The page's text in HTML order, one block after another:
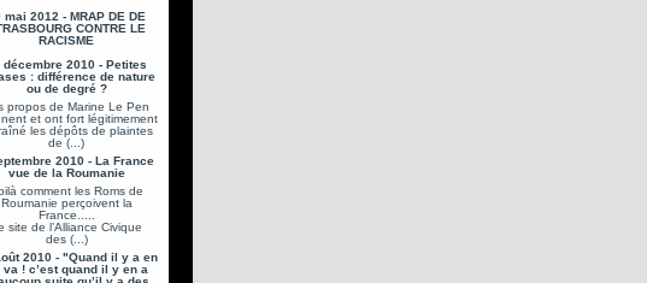
mai 2012 - MRAP DE DE
CONTRE LE
RACISME
décembre 2010 - Petites
: différence de nature
ou de degré ?
propos de Marine Le Pen
et ont fort légitimement
les dépôts de plaintes
de (...)
2010 - La France
vue de la Roumanie
comment les Roms de
Roumanie perçoivent la
France.....
site de l’Alliance Civique
des (...)
2010 - "Quand il y a en
va ! c’est quand il y en a